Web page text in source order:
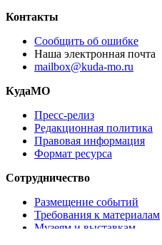
Контакты
Сообщить об ошибке
Наша электронная почта
mailbox@kuda-mo.ru
КудаМО
Пресс-релиз
Редакционная политика
Правовая информация
Формат ресурса
Сотрудничество
Размещение событий
Требования к материалам
Музеям и выставкам